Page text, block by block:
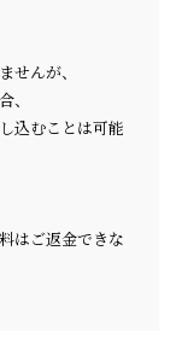
せんが、
、
込むことは可能
はご返金できな